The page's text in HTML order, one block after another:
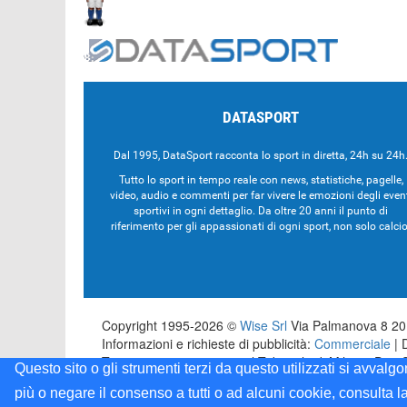
Questo sito o gli strumenti terzi da questo utilizzati si
più o negare il consenso a tutti o ad alcuni cookie, consulta
DATASPORT
Dal 1995, DataSport racconta lo sport in diretta, 24h su 24h.
Tutto lo sport in tempo reale con news, statistiche, pagelle,
video, audio e commenti per far vivere le emozioni degli
sportivi in ogni dettaglio. Da oltre 20 anni il punto di
riferimento per gli appassionati di ogni sport, non solo
Copyright 1995-2026 © Wise Srl Via Palmanova 8
Informazioni e richieste di pubblicità: Commerciale |
Testata registrata presso il Tribunale di Milano: